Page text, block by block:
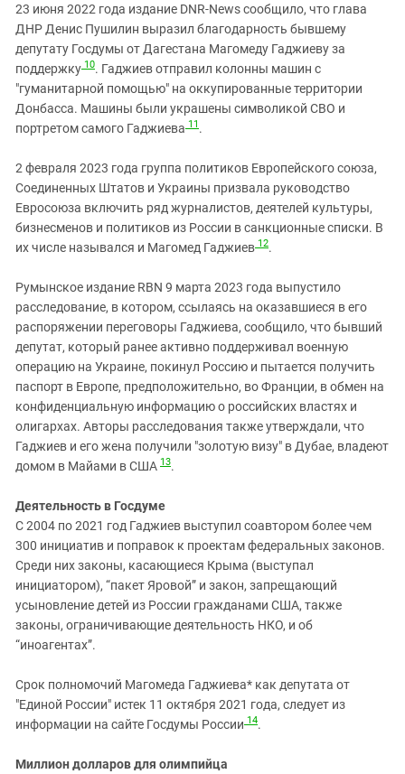
23 июня 2022 года издание DNR-News сообщило, что глава
ДНР Денис Пушилин выразил благодарность бывшему
депутату Госдумы от Дагестана Магомеду Гаджиеву за
поддержку 10. Гаджиев отправил колонны машин с
"гуманитарной помощью" на оккупированные территории
Донбасса. Машины были украшены символикой СВО и
портретом самого Гаджиева 11 .
2 февраля 2023 года группа политиков Европейского союза,
Соединенных Штатов и Украины призвала руководство
Евросоюза включить ряд журналистов, деятелей культуры,
бизнесменов и политиков из России в санкционные списки. В
их числе назывался и Магомед Гаджиев 12.
Румынское издание RBN 9 марта 2023 года выпустило
расследование, в котором, ссылаясь на оказавшиеся в его
распоряжении переговоры Гаджиева, сообщило, что бывший
депутат, который ранее активно поддерживал военную
операцию на Украине, покинул Россию и пытается получить
паспорт в Европе, предположительно, во Франции, в обмен на
конфиденциальную информацию о российских властях и
олигархах. Авторы расследования также утверждали, что
Гаджиев и его жена получили "золотую визу" в Дубае, владеют
домом в Майами в США 13.
Деятельность в Госдуме
С 2004 по 2021 год Гаджиев выступил соавтором более чем
300 инициатив и поправок к проектам федеральных законов.
Среди них законы, касающиеся Крыма (выступал
инициатором), “пакет Яровой” и закон, запрещающий
усыновление детей из России гражданами США, также
законы, ограничивающие деятельность НКО, и об
“иноагентах”.
Срок полномочий Магомеда Гаджиева* как депутата от
"Единой России" истек 11 октября 2021 года, следует из
информации на сайте Госдумы России 14.
Миллион долларов для олимпийца